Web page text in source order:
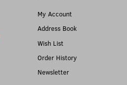
My Account
Address Book
Wish List
Order History
Newsletter